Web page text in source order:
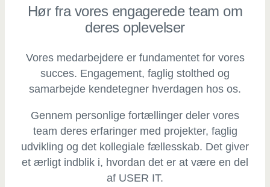
Hør fra vores engagerede team om
deres oplevelser
Vores medarbejdere er fundamentet for vores
succes. Engagement, faglig stolthed og
samarbejde kendetegner hverdagen hos os.
Gennem personlige fortællinger deler vores
team deres erfaringer med projekter, faglig
udvikling og det kollegiale fællesskab. Det giver
et ærligt indblik i, hvordan det er at være en del
af USER IT.